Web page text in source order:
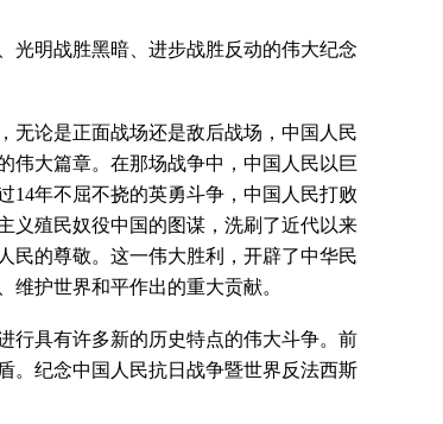
光明战胜黑暗、进步战胜反动的伟大纪念
无论是正面战场还是敌后战场，中国人民
伟大篇章。在那场战争中，中国人民以巨
14年不屈不挠的英勇斗争，中国人民打败
义殖民奴役中国的图谋，洗刷了近代以来
民的尊敬。这一伟大胜利，开辟了中华民
护世界和平作出的重大贡献。
行具有许多新的历史特点的伟大斗争。前
。纪念中国人民抗日战争暨世界反法西斯